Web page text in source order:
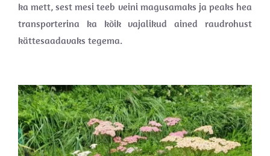
ka mett, sest mesi teeb veini magusamaks ja peaks hea
transporterina ka kõik vajalikud ained raudrohust
kättesaadavaks tegema.